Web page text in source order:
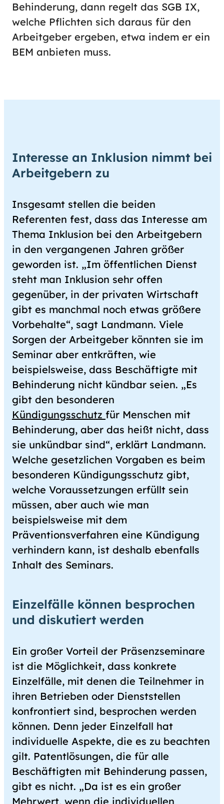
Behinderung, dann regelt das SGB IX,
welche Pflichten sich daraus für den
Arbeitgeber ergeben, etwa indem er ein
BEM anbieten muss.
Interesse an Inklusion nimmt bei
Arbeitgebern zu
Insgesamt stellen die beiden
Referenten fest, dass das Interesse am
Thema Inklusion bei den Arbeitgebern
in den vergangenen Jahren größer
geworden ist. „Im öffentlichen Dienst
steht man Inklusion sehr offen
gegenüber, in der privaten Wirtschaft
gibt es manchmal noch etwas größere
Vorbehalte“, sagt Landmann. Viele
Sorgen der Arbeitgeber könnten sie im
Seminar aber entkräften, wie
beispielsweise, dass Beschäftigte mit
Behinderung nicht kündbar seien. „Es
gibt den besonderen
Kündigungsschutz für Menschen mit
Behinderung, aber das heißt nicht, dass
sie unkündbar sind“, erklärt Landmann.
Welche gesetzlichen Vorgaben es beim
besonderen Kündigungsschutz gibt,
welche Voraussetzungen erfüllt sein
müssen, aber auch wie man
beispielsweise mit dem
Präventionsverfahren eine Kündigung
verhindern kann, ist deshalb ebenfalls
Inhalt des Seminars.
Einzelfälle können besprochen
und diskutiert werden
Ein großer Vorteil der Präsenzseminare
ist die Möglichkeit, dass konkrete
Einzelfälle, mit denen die Teilnehmer in
ihren Betrieben oder Dienststellen
konfrontiert sind, besprochen werden
können. Denn jeder Einzelfall hat
individuelle Aspekte, die es zu beachten
gilt. Patentlösungen, die für alle
Beschäftigten mit Behinderung passen,
gibt es nicht. „Da ist es ein großer
Mehrwert, wenn die individuellen